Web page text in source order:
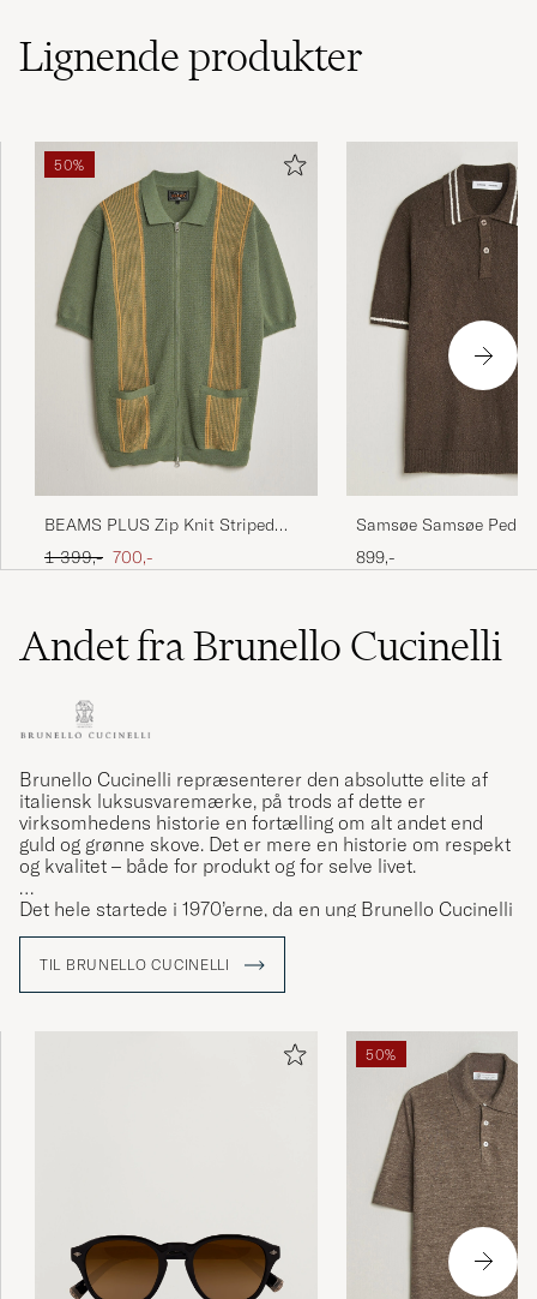
Lignendeprodukter
50%
BEAMS PLUS Zip Knit Striped
Polo Olive
Ordinary pris
1 399,- Nedsat pris
700,-
Samsøe Samsøe
Polo Turkish Coffee
899,-
Andet fra Brunello Cucinelli
Brunello Cucinelli repræsenterer den absolutte elite af
italiensk luksusvaremærke, på trods af dette er
virksomhedens historie en fortælling om alt andet end
guld og grønne skove. Det er mere en historie om respekt
og kvalitet – både for produkt og for selve livet.
Det hele startede i 1970’erne, da en ung Brunello Cucinelli
forelskede sig for anden gang i hans liv. Denne "anden"
Brunellos kæreste Federica. Her opdager han sin passion
for strikkehåndværket. I dag, lidt over et halvt århundrede
store innovation.
TIL BRUNELLO CUCINELLI
50%